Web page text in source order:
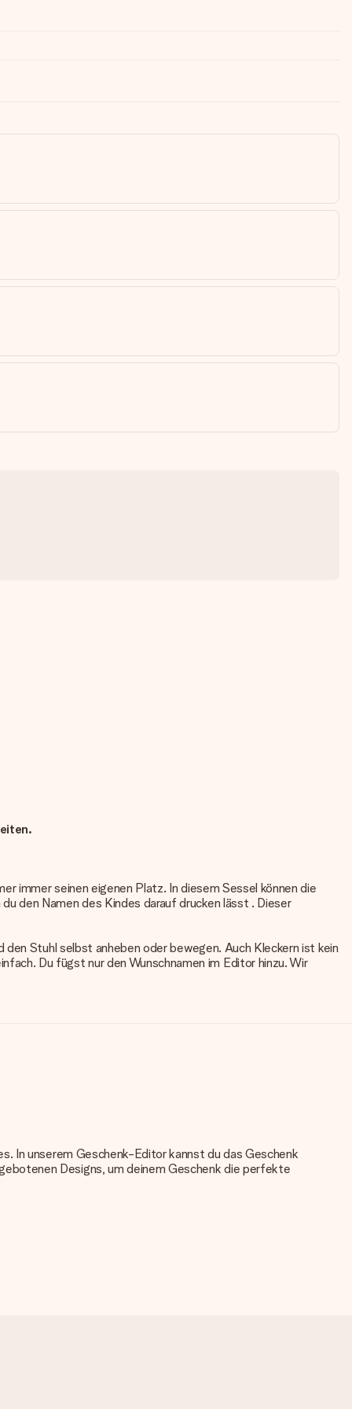
immer seinen eigenen Platz. In diesem Sessel können die
den Namen des Kindes darauf drucken lässt . Dieser
Stuhl selbst anheben oder bewegen. Auch Kleckern ist kein
Du fügst nur den Wunschnamen im Editor hinzu. Wir
In unserem Geschenk-Editor kannst du das Geschenk
Designs, um deinem Geschenk die perfekte
verwenden. Wenn du dir nicht sicher bist, ob dein Bild die